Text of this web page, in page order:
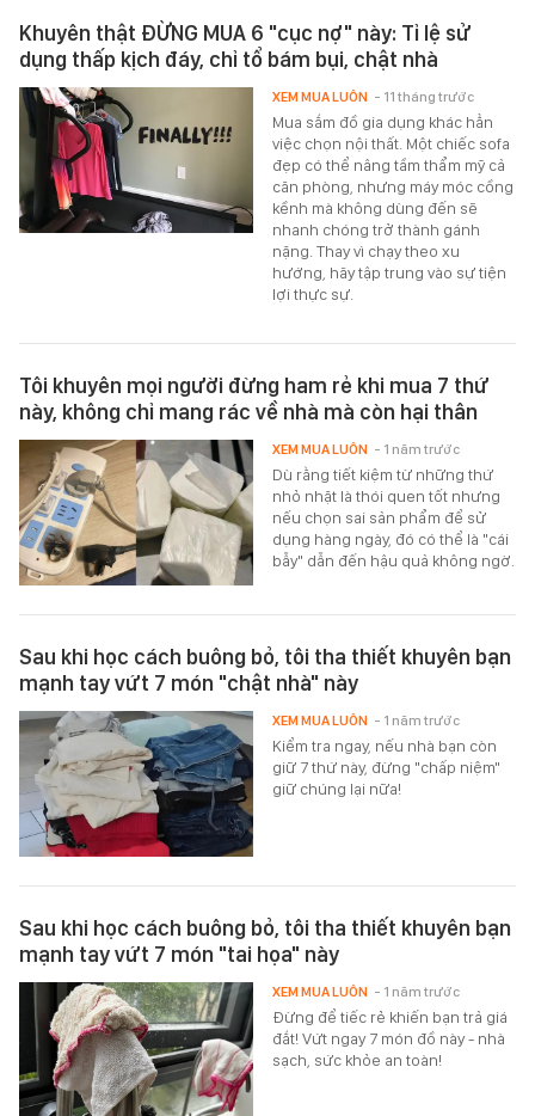
Khuyên thật ĐỪNG MUA 6 "cục nợ" này: Tỉ lệ sử
dụng thấp kịch đáy, chỉ tổ bám bụi, chật nhà
Mua sắm đồ gia dụng khác hẳn
việc chọn nội thất. Một chiếc sofa
đẹp có thể nâng tầm thẩm mỹ cả
căn phòng, nhưng máy móc cồng
kềnh mà không dùng đến sẽ
nhanh chóng trở thành gánh
nặng. Thay vì chạy theo xu
hướng, hãy tập trung vào sự tiện
lợi thực sự.
XEM MUA LUÔN - 11 tháng trước
Tôi khuyên mọi người đừng ham rẻ khi mua 7 thứ
này, không chỉ mang rác về nhà mà còn hại thân
Dù rằng tiết kiệm từ những thứ
nhỏ nhặt là thói quen tốt nhưng
nếu chọn sai sản phẩm để sử
dụng hàng ngày, đó có thể là "cái
bẫy" dẫn đến hậu quả không ngờ.
XEM MUA LUÔN - 1 năm trước
Sau khi học cách buông bỏ, tôi tha thiết khuyên bạn
mạnh tay vứt 7 món "chật nhà" này
Kiểm tra ngay, nếu nhà bạn còn
giữ 7 thứ này, đừng "chấp niệm"
giữ chúng lại nữa!
XEM MUA LUÔN - 1 năm trước
Sau khi học cách buông bỏ, tôi tha thiết khuyên bạn
mạnh tay vứt 7 món "tai họa" này
Đừng để tiếc rẻ khiến bạn trả giá
đắt! Vứt ngay 7 món đồ này - nhà
sạch, sức khỏe an toàn!
XEM MUA LUÔN - 1 năm trước